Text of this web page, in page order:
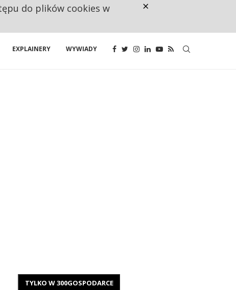
EXPLAINERY WYWIADY
TYLKO W 300GOSPODARCE
do plików cookies w
×